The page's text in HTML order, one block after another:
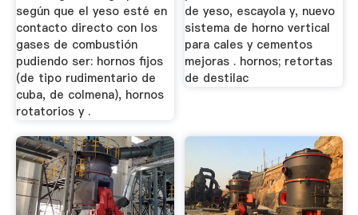
según que el yeso esté en
contacto directo con los
gases de combustión
pudiendo ser: hornos fijos
(de tipo rudimentario de
cuba, de colmena), hornos
rotatorios y .
de yeso, escayola y, nuevo
sistema de horno vertical
para cales y cementos
mejoras . hornos; retortas
de destilac